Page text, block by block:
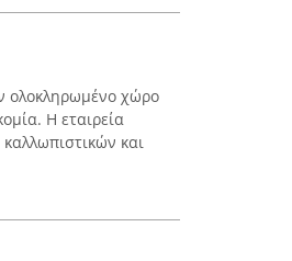
ολοκληρωμένο χώρο
Η εταιρεία
και